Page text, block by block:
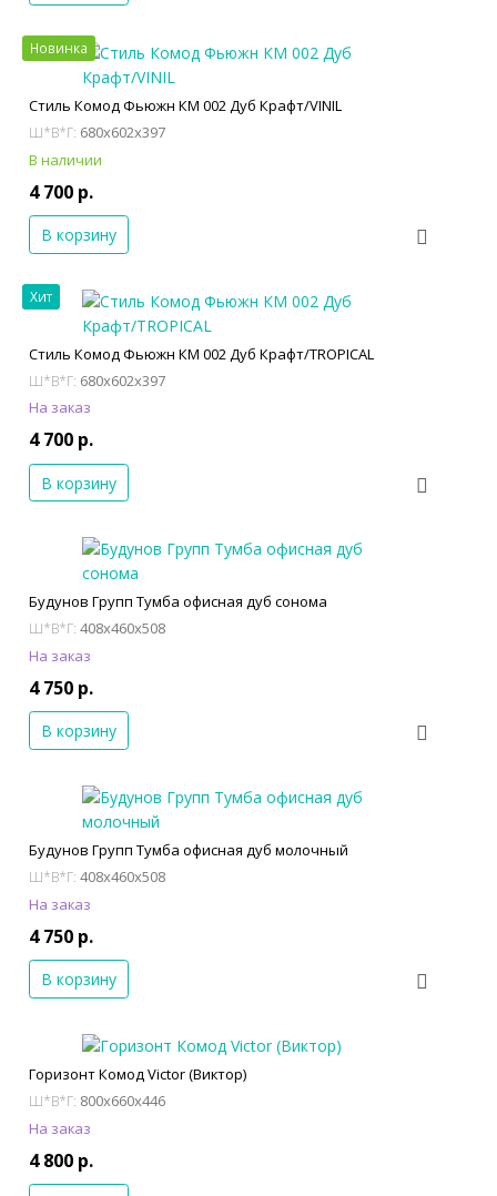
Новинка
Стиль Комод Фьюжн КМ 002 Дуб Крафт/VINIL
Ш*В*Г: 680x602x397
В наличии
4 700 р.
В корзину
Хит
Стиль Комод Фьюжн КМ 002 Дуб Крафт/TROPICAL
Ш*В*Г: 680x602x397
На заказ
4 700 р.
В корзину
Будунов Групп Тумба офисная дуб сонома
Ш*В*Г: 408x460x508
На заказ
4 750 р.
В корзину
Будунов Групп Тумба офисная дуб молочный
Ш*В*Г: 408x460x508
На заказ
4 750 р.
В корзину
Горизонт Комод Victor (Виктор)
Ш*В*Г: 800x660x446
На заказ
4 800 р.